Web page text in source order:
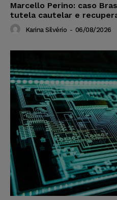
Marcello Perino: caso
tutela cautelar e
Karina Silvério - 06/08/2026